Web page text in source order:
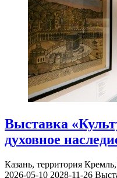
Выставка
духовное
Казань, территория
2026-05-10 2028-11-26